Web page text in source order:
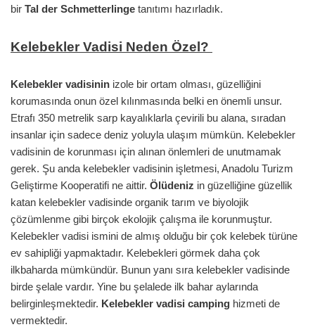
bir Tal der Schmetterlinge tanıtımı hazırladık.
Kelebekler Vadisi Neden Özel?
Kelebekler vadisinin izole bir ortam olması, güzelliğini
korumasında onun özel kılınmasında belki en önemli unsur.
Etrafı 350 metrelik sarp kayalıklarla çevirili bu alana, sıradan
insanlar için sadece deniz yoluyla ulaşım mümkün. Kelebekler
vadisinin de korunması için alınan önlemleri de unutmamak
gerek. Şu anda kelebekler vadisinin işletmesi, Anadolu Turizm
Geliştirme Kooperatifi ne aittir. Ölüdeniz in güzelliğine güzellik
katan kelebekler vadisinde organik tarım ve biyolojik
çözümlenme gibi birçok ekolojik çalışma ile korunmuştur.
Kelebekler vadisi ismini de almış olduğu bir çok kelebek türüne
ev sahipliği yapmaktadır. Kelebekleri görmek daha çok
ilkbaharda mümkündür. Bunun yanı sıra kelebekler vadisinde
birde şelale vardır. Yine bu şelalede ilk bahar aylarında
belirginleşmektedir. Kelebekler vadisi camping hizmeti de
vermektedir.